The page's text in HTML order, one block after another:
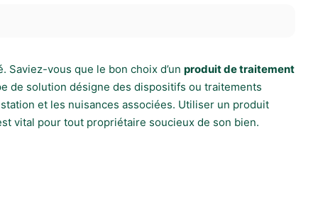
vous que le bon choix d’un produit de traitement
de solution désigne des dispositifs ou traitements
et les nuisances associées. Utiliser un produit
vital pour tout propriétaire soucieux de son bien.